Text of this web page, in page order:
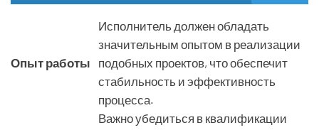
Опыт работы
Исполнитель должен обладать
значительным опытом в реализации
подобных проектов, что обеспечит
стабильность и эффективность
процесса.
Важно убедиться в квалификации